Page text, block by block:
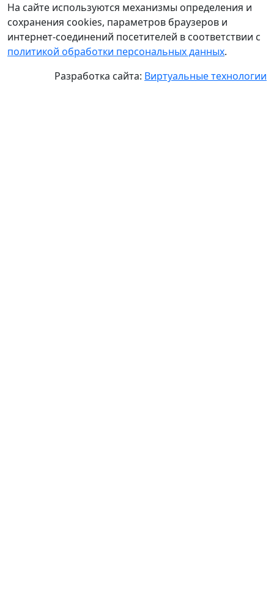
На сайте используются механизмы определения и
сохранения cookies, параметров браузеров и
интернет-соединений посетителей в соответствии с
политикой обработки персональных данных.
Разработка сайта: Виртуальные технологии